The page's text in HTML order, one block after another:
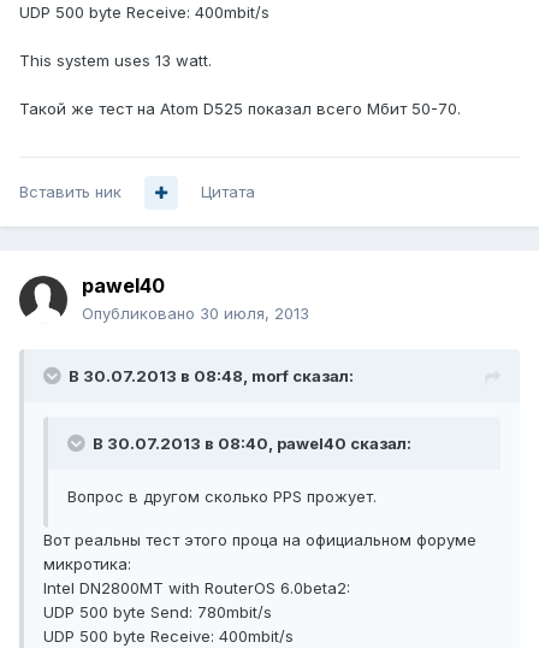
UDP 500 byte Receive: 400mbit/s
This system uses 13 watt.
Такой же тест на Atom D525 показал всего Мбит 50-70.
Вставить ник Цитата
pawel40
Опубликовано 30 июля, 2013
В 30.07.2013 в 08:48, morf сказал:
В 30.07.2013 в 08:40, pawel40 сказал:
Вопрос в другом сколько PPS прожует.
Вот реальны тест этого проца на официальном форуме
микротика:
Intel DN2800MT with RouterOS 6.0beta2:
UDP 500 byte Send: 780mbit/s
UDP 500 byte Receive: 400mbit/s